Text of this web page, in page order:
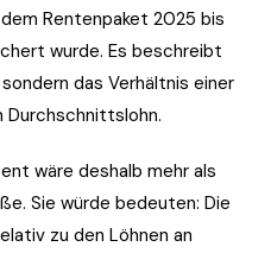
Rentenpaket 2025 bis
wurde. Es beschreibt
das Verhältnis einer
wäre deshalb mehr als
Sie würde bedeuten: Die
zu den Löhnen an